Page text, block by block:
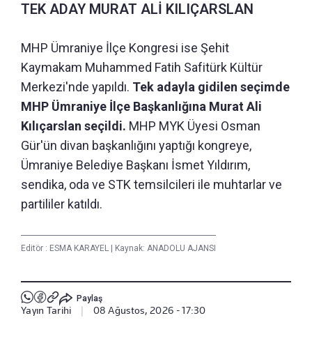
TEK ADAY MURAT ALİ KILIÇARSLAN
MHP Ümraniye İlçe Kongresi ise Şehit
Kaymakam Muhammed Fatih Safitürk Kültür
Merkezi'nde yapıldı. Tek adayla gidilen seçimde
MHP Ümraniye İlçe Başkanlığına Murat Ali
Kılıçarslan seçildi. MHP MYK Üyesi Osman
Gür'ün divan başkanlığını yaptığı kongreye,
Ümraniye Belediye Başkanı İsmet Yıldırım,
sendika, oda ve STK temsilcileri ile muhtarlar ve
partililer katıldı.
Editör : ESMA KARAYEL Kaynak: ANADOLU AJANSI
Paylaş
Yayın Tarihi 08 Ağustos, 2026 - 17:30